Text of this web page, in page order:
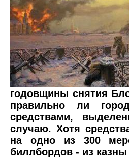
годовщины снятия
правильно ли
средствами,
случаю. Хотя
на одно из 300
биллбордов - из